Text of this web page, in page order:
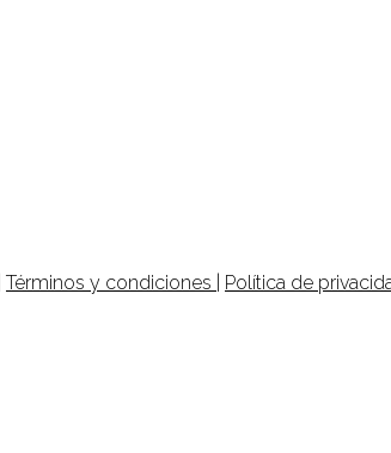
Términos y condiciones Política de